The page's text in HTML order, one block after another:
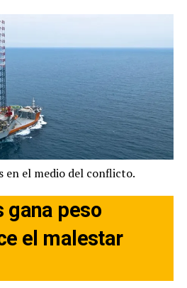
en el medio del conflicto.
gana peso
el malestar